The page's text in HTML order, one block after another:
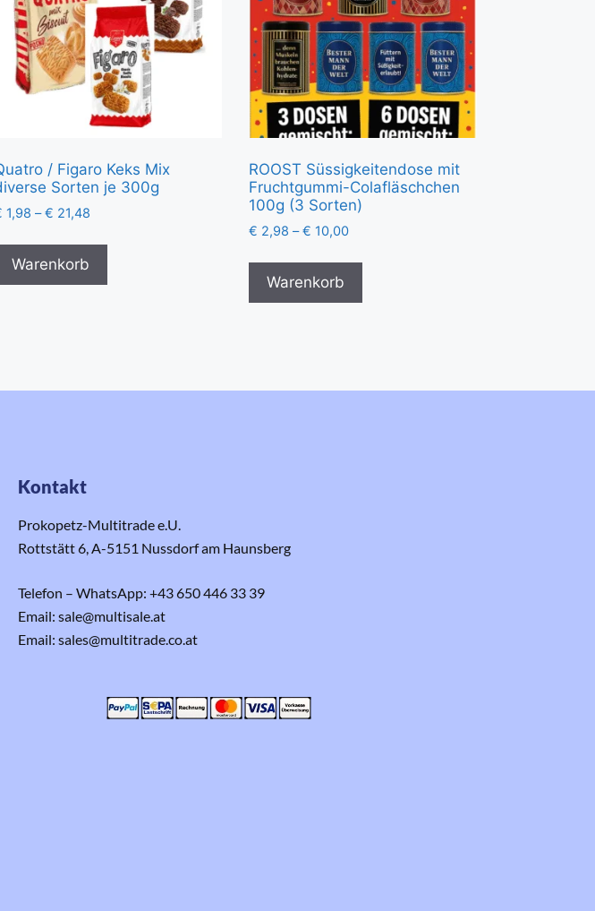
/ Figaro Keks Mix
Sorten je 300g
1,98 –€ 21,48
Warenkorb
ROOST Süssigkeitendose mit
Fruchtgummi-Colafläschchen
100g (3 Sorten)
€ 2,98 –€ 10,00
Warenkorb
Kontakt
Prokopetz-Multitrade e.U.
Rottstätt 6, A-5151 Nussdorf am Haunsberg
Telefon – WhatsApp: +43 650 446 33 39
Email: sale@multisale.at
Email: sales@multitrade.co.at